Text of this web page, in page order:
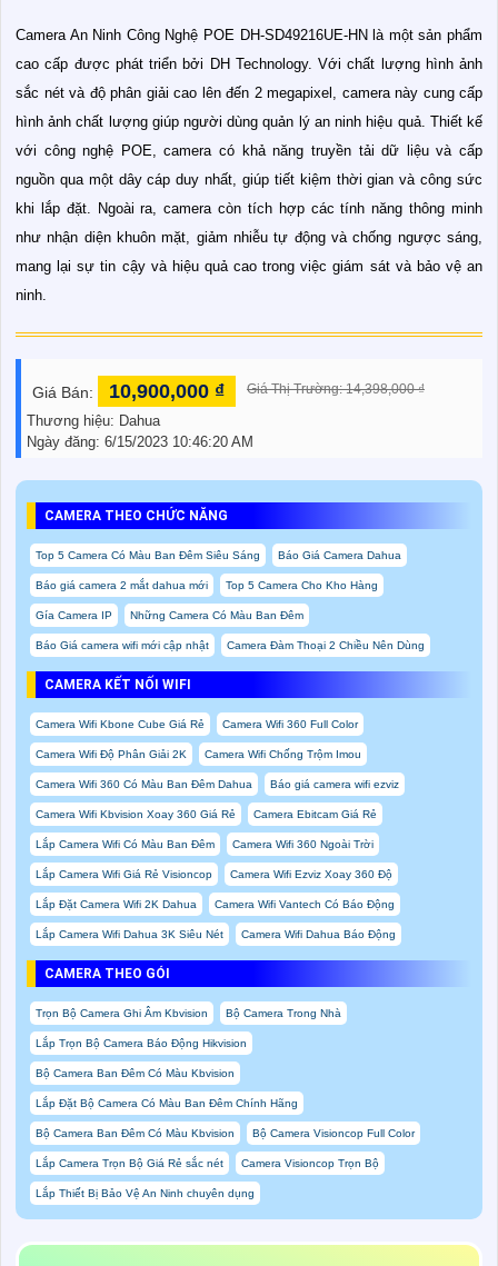
Camera An Ninh Công Nghệ POE DH-SD49216UE-HN là một sản phẩm
cao cấp được phát triển bởi DH Technology. Với chất lượng hình ảnh
sắc nét và độ phân giải cao lên đến 2 megapixel, camera này cung cấp
hình ảnh chất lượng giúp người dùng quản lý an ninh hiệu quả. Thiết kế
với công nghệ POE, camera có khả năng truyền tải dữ liệu và cấp
nguồn qua một dây cáp duy nhất, giúp tiết kiệm thời gian và công sức
khi lắp đặt. Ngoài ra, camera còn tích hợp các tính năng thông minh
như nhận diện khuôn mặt, giảm nhiễu tự động và chống ngược sáng,
mang lại sự tin cậy và hiệu quả cao trong việc giám sát và bảo vệ an
ninh.
Giá Bán: 10,900,000 ₫ Giá Thị Trường: 14,398,000 ₫
Thương hiệu: Dahua
Ngày đăng: 6/15/2023 10:46:20 AM
CAMERA THEO CHỨC NĂNG
Top 5 Camera Có Màu Ban Đêm Siêu Sáng Báo Giá Camera Dahua
Báo giá camera 2 mắt dahua mới Top 5 Camera Cho Kho Hàng
Gía Camera IP Những Camera Có Màu Ban Đêm
Báo Giá camera wifi mới cập nhật Camera Đàm Thoại 2 Chiều Nên Dùng
CAMERA KẾT NỐI WIFI
Camera Wifi Kbone Cube Giá Rẻ Camera Wifi 360 Full Color
Camera Wifi Độ Phân Giải 2K Camera Wifi Chống Trộm Imou
Camera Wifi 360 Có Màu Ban Đêm Dahua Báo giá camera wifi ezviz
Camera Wifi Kbvision Xoay 360 Giá Rẻ Camera Ebitcam Giá Rẻ
Lắp Camera Wifi Có Màu Ban Đêm Camera Wifi 360 Ngoài Trời
Lắp Camera Wifi Giá Rẻ Visioncop Camera Wifi Ezviz Xoay 360 Độ
Lắp Đặt Camera Wifi 2K Dahua Camera Wifi Vantech Có Báo Động
Lắp Camera Wifi Dahua 3K Siêu Nét Camera Wifi Dahua Báo Động
CAMERA THEO GÓI
Trọn Bộ Camera Ghi Âm Kbvision Bộ Camera Trong Nhà
Lắp Trọn Bộ Camera Báo Động Hikvision
Bộ Camera Ban Đêm Có Màu Kbvision
Lắp Đặt Bộ Camera Có Màu Ban Đêm Chính Hãng
Bộ Camera Ban Đêm Có Màu Kbvision Bộ Camera Visioncop Full Color
Lắp Camera Trọn Bộ Giá Rẻ sắc nét Camera Visioncop Trọn Bộ
Lắp Thiết Bị Bảo Vệ An Ninh chuyên dụng